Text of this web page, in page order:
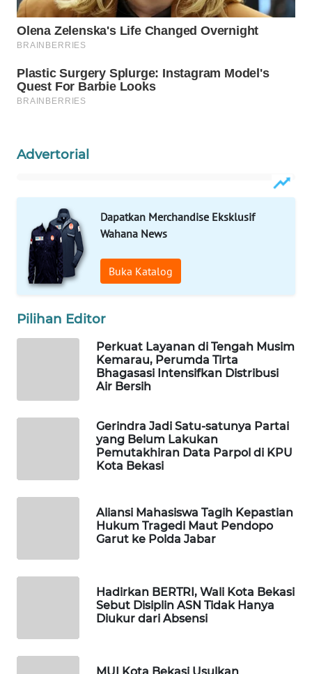
Advertorial
Dapatkan Merchandise Eksklusif
Wahana News
Buka Katalog
Pilihan Editor
Perkuat Layanan di Tengah Musim
Kemarau, Perumda Tirta
Bhagasasi Intensifkan Distribusi
Air Bersih
Gerindra Jadi Satu-satunya Partai
yang Belum Lakukan
Pemutakhiran Data Parpol di KPU
Kota Bekasi
Aliansi Mahasiswa Tagih Kepastian
Hukum Tragedi Maut Pendopo
Garut ke Polda Jabar
Hadirkan BERTRI, Wali Kota Bekasi
Sebut Disiplin ASN Tidak Hanya
Diukur dari Absensi
WAHANA
KONSUMEN
WAHANA
LISTRIK
TRAVEL
WAHANANEWS
ID
WAHANANEWS
WAHANA
WAHANA